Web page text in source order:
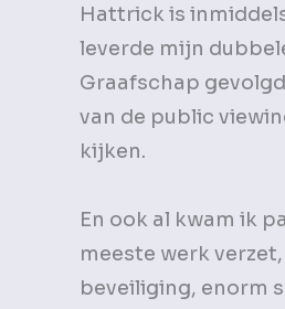
Hattrick is
leverde mijn
Graafschap
van de public
kijken.
En ook al kwam ik
meeste werk
beveiliging, enorm